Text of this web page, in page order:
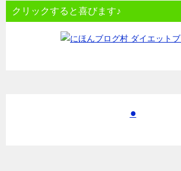
クリックすると喜びます♪
●